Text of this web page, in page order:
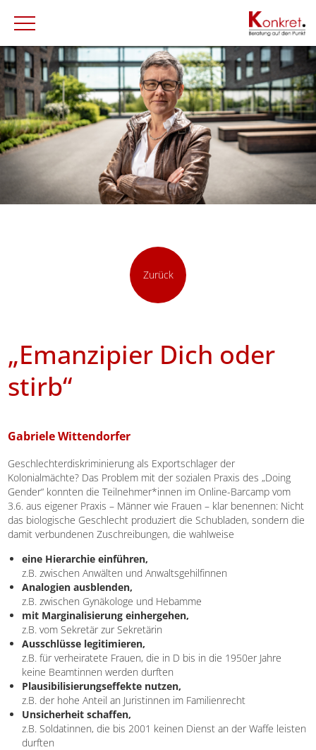
Zurück
„Emanzipier Dich oder
stirb“
Gabriele Wittendorfer
Geschlechterdiskriminierung als Exportschlager der
Kolonialmächte? Das Problem mit der sozialen Praxis des „Doing
Gender“ konnten die Teilnehmer*innen im Online-Barcamp vom
3.6. aus eigener Praxis – Männer wie Frauen – klar benennen: Nicht
das biologische Geschlecht produziert die Schubladen, sondern die
damit verbundenen Zuschreibungen, die wahlweise
eine Hierarchie einführen,
z.B. zwischen Anwälten und Anwaltsgehilfinnen
Analogien ausblenden,
z.B. zwischen Gynäkologe und Hebamme
mit Marginalisierung einhergehen,
z.B. vom Sekretär zur Sekretärin
Ausschlüsse legitimieren,
z.B. für verheiratete Frauen, die in D bis in die 1950er Jahre
keine Beamtinnen werden durften
Plausibilisierungseffekte nutzen,
z.B. der hohe Anteil an Juristinnen im Familienrecht
Unsicherheit schaffen,
z.B. Soldatinnen, die bis 2001 keinen Dienst an der Waffe leisten
durften